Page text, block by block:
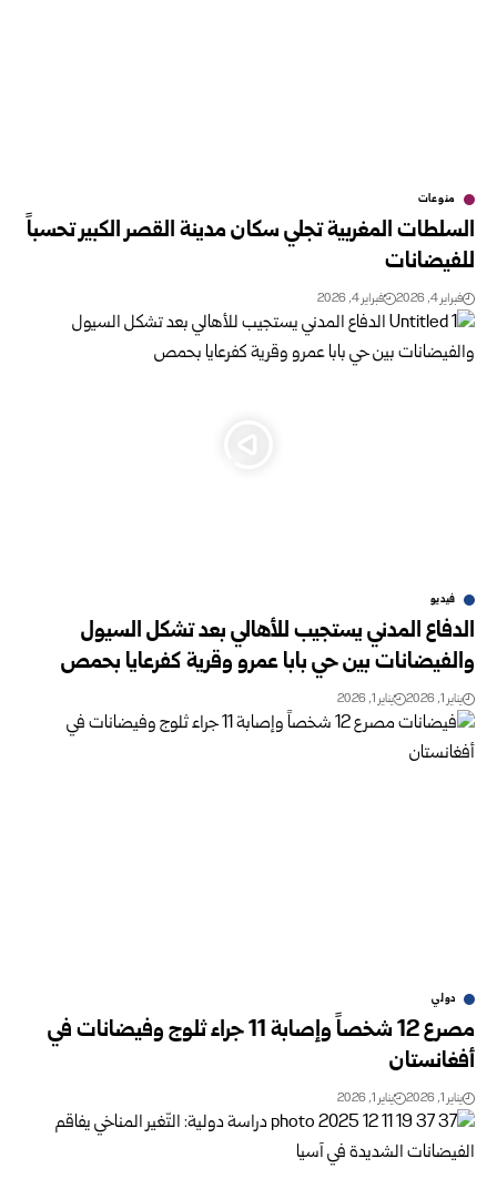
منوعات
السلطات المغربية تجلي سكان مدينة القصر الكبير تحسباً
للفيضانات
فبراير 4, 2026 فبراير 4, 2026
فيديو
الدفاع المدني يستجيب للأهالي بعد تشكل السيول
والفيضانات بين حي بابا عمرو وقرية كفرعايا بحمص
يناير 1, 2026 يناير 1, 2026
دولي
مصرع 12 شخصاً وإصابة 11 جراء ثلوج وفيضانات في
أفغانستان
يناير 1, 2026 يناير 1, 2026